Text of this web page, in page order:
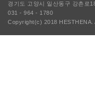
경기도 고양시 일산동구 강촌로
031 - 964 - 1780
Copyright(c) 2018 HESTHENA.